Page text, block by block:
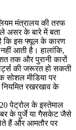
मंत्रालय की तरफ
असर के बारे में बता
कि इस फ्यूल के कारण
आती है। हालांकि,
तक और पुरानी कारों
की जरूरत हो सकती
मीडिया पर
नियमित रखरखाव के
पेट्रोल के इस्तेमाल
के पुर्जे या गैसकेट जैसे
हैं और आमतौर पर